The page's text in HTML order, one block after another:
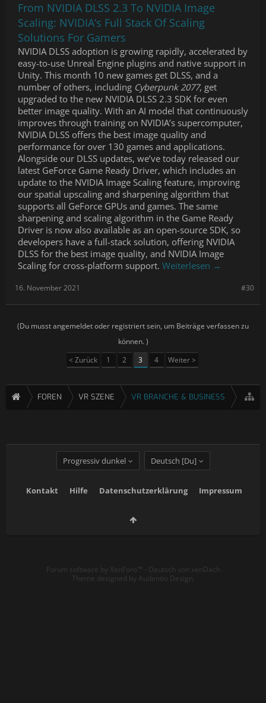
From NVIDIA DLSS 2.3 To NVIDIA Image
Scaling: NVIDIA’s Full Stack Of Scaling
Solutions For Gamers
NVIDIA DLSS adoption is growing rapidly, accelerated by
easy-to-use Unreal Engine plugins and native support in
Unity. This month 10 new games get DLSS, and a
number of others, including Cyberpunk 2077, get
upgraded to the new NVIDIA DLSS 2.3 SDK for even
better image quality. With an AI model that continuously
improves through training on NVIDIA’s supercomputer,
NVIDIA DLSS offers the best image quality and
performance for over 130 games and applications.
Alongside our DLSS updates, we’ve today released our
latest GeForce Game Ready Driver, which includes an
update to the NVIDIA Image Scaling feature, improving
our spatial upscaling and sharpening algorithm that
supports all GeForce GPUs and games. The same
sharpening and scaling algorithm in the Game Ready
Driver is now also available as an open-source SDK, so
developers have a full-stack solution, offering NVIDIA
DLSS for the best image quality, and NVIDIA Image
Scaling for cross-platform support. Weiterlesen →
#30
16. November 2021
(Du musst angemeldet oder registriert sein, um Beiträge verfassen zu
können. )
< Zurück
1 2 3 4 Weiter >
FOREN VR SZENE VR BRANCHE & BUSINESS
Progressiv dunkel Deutsch [Du]
Kontakt Hilfe Datenschutzerklärung Impressum
Forum software by XenForo™ - Deutsch von xenDach
Theme designed by Audentio Design.